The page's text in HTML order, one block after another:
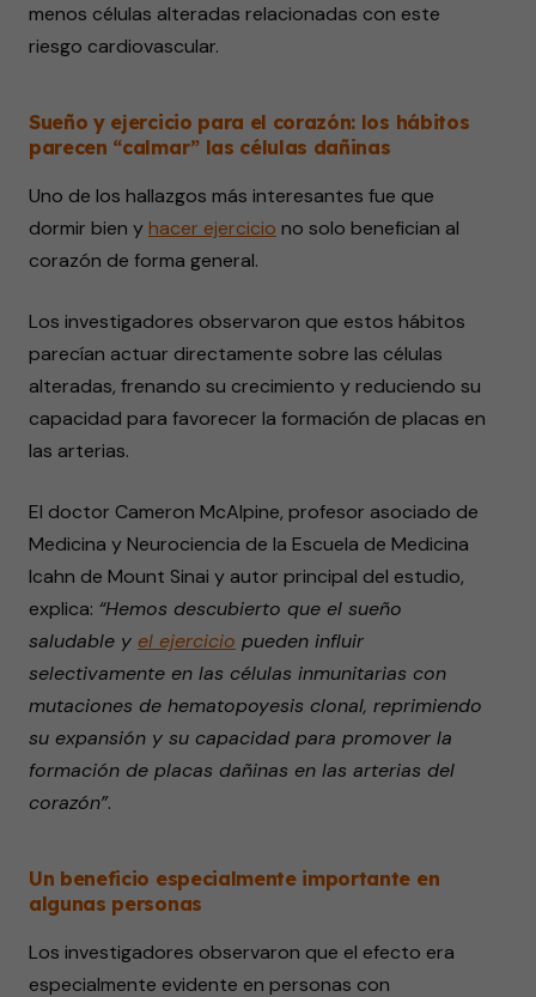
menos células alteradas relacionadas con este
riesgo cardiovascular.
Sueño y ejercicio para el corazón: los hábitos
parecen “calmar” las células dañinas
Uno de los hallazgos más interesantes fue que
dormir bien yhacer ejercicio no solo benefician al
corazón de forma general.
Los investigadores observaron que estos hábitos
parecían actuar directamente sobre las células
alteradas, frenando su crecimiento y reduciendo su
capacidad para favorecer la formación de placas en
las arterias.
El doctor Cameron McAlpine, profesor asociado de
Medicina y Neurociencia de la Escuela de Medicina
Icahn de Mount Sinai y autor principal del estudio,
explica: “Hemos descubierto que el sueño
saludable y el ejercicio pueden influir
selectivamente en las células inmunitarias con
mutaciones de hematopoyesis clonal, reprimiendo
su expansión y su capacidad para promover la
formación de placas dañinas en las arterias del
corazón”.
Un beneficio especialmente importante en
algunas personas
Los investigadores observaron que el efecto era
especialmente evidente en personas con